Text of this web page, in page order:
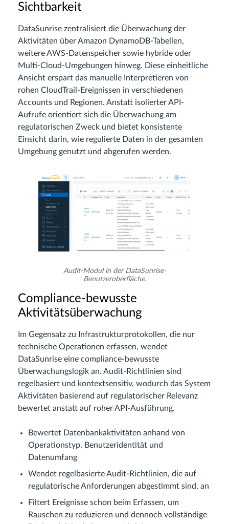
Sichtbarkeit
DataSunrise zentralisiert die Überwachung der
Aktivitäten über Amazon DynamoDB-Tabellen,
weitere AWS-Datenspeicher sowie hybride oder
Multi-Cloud-Umgebungen hinweg. Diese einheitliche
Ansicht erspart das manuelle Interpretieren von
rohen CloudTrail-Ereignissen in verschiedenen
Accounts und Regionen. Anstatt isolierter API-
Aufrufe orientiert sich die Überwachung am
regulatorischen Zweck und bietet konsistente
Einsicht darin, wie regulierte Daten in der gesamten
Umgebung genutzt und abgerufen werden.
Audit-Modul in der DataSunrise-
Benutzeroberfläche.
Compliance-bewusste
Aktivitätsüberwachung
Im Gegensatz zu Infrastrukturprotokollen, die nur
technische Operationen erfassen, wendet
DataSunrise eine compliance-bewusste
Überwachungslogik an. Audit-Richtlinien sind
regelbasiert und kontextsensitiv, wodurch das System
Aktivitäten basierend auf regulatorischer Relevanz
bewertet anstatt auf roher API-Ausführung.
Bewertet Datenbankaktivitäten anhand von
Operationstyp, Benutzeridentität und
Datenumfang
Wendet regelbasierte Audit-Richtlinien, die auf
regulatorische Anforderungen abgestimmt sind, an
Filtert Ereignisse schon beim Erfassen, um
Rauschen zu reduzieren und dennoch vollständige